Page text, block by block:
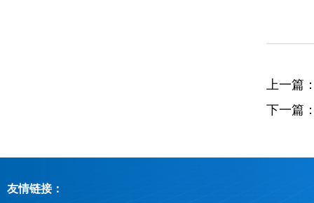
上一篇
下一篇
友情链接：